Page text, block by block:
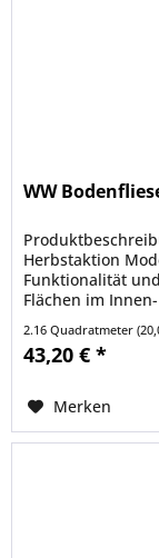
WW
Herbstaktion
Funktionalität
Flächen im
2.16 Quadratmeter
43,20 € *
Merken